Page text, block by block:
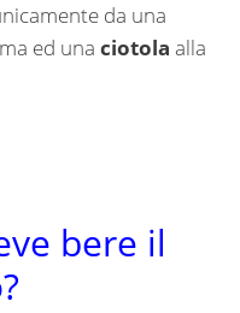
da una
ed una ciotola alla
bere il